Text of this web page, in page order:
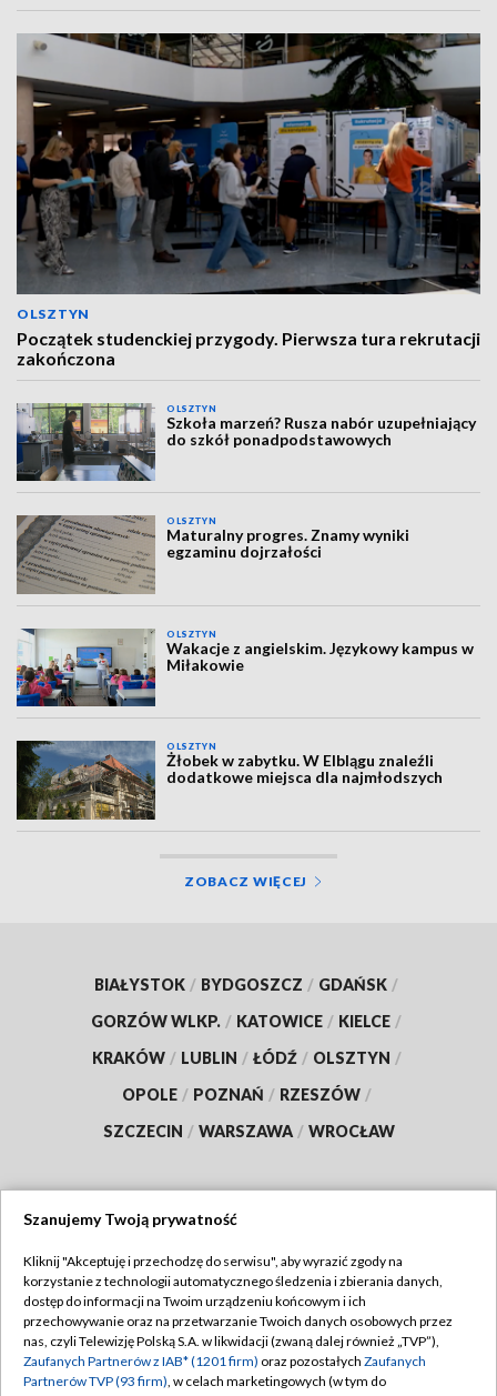
OLSZTYN
Początek studenckiej przygody. Pierwsza tura rekrutacji
zakończona
OLSZTYN
Szkoła marzeń? Rusza nabór uzupełniający
do szkół ponadpodstawowych
OLSZTYN
Maturalny progres. Znamy wyniki
egzaminu dojrzałości
OLSZTYN
Wakacje z angielskim. Językowy kampus w
Miłakowie
OLSZTYN
Żłobek w zabytku. W Elblągu znaleźli
dodatkowe miejsca dla najmłodszych
ZOBACZ WIĘCEJ
BIAŁYSTOK / BYDGOSZCZ / GDAŃSK /
GORZÓW WLKP. / KATOWICE / KIELCE /
KRAKÓW / LUBLIN / ŁÓDŹ / OLSZTYN /
OPOLE / POZNAŃ / RZESZÓW /
SZCZECIN / WARSZAWA / WROCŁAW
TVP
Abonament TVP
Emisja w TVP
Regulamin TVP
Polityka prywatności
Szanujemy Twoją prywatność
Kliknij "Akceptuję i przechodzę do serwisu", aby wyrazić zgody na
korzystanie z technologii automatycznego śledzenia i zbierania danych,
dostęp do informacji na Twoim urządzeniu końcowym i ich
przechowywanie oraz na przetwarzanie Twoich danych osobowych przez
nas, czyli Telewizję Polską S.A. w likwidacji (zwaną dalej również „TVP”),
Zaufanych Partnerów z IAB* (1201 firm) oraz pozostałych Zaufanych
Partnerów TVP (93 firm), w celach marketingowych (w tym do